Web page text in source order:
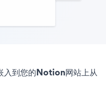
到您的Notion网站上从